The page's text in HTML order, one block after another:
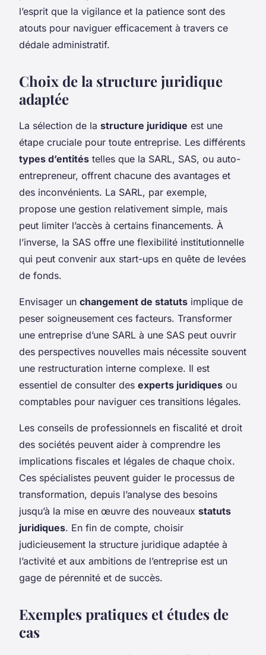
l’esprit que la vigilance et la patience sont des
atouts pour naviguer efficacement à travers ce
dédale administratif.
Choix de la structure juridique
adaptée
La sélection de la structure juridique est une
étape cruciale pour toute entreprise. Les différents
types d’entités telles que la SARL, SAS, ou auto-
entrepreneur, offrent chacune des avantages et
des inconvénients. La SARL, par exemple,
propose une gestion relativement simple, mais
peut limiter l’accès à certains financements. À
l’inverse, la SAS offre une flexibilité institutionnelle
qui peut convenir aux start-ups en quête de levées
de fonds.
Envisager un changement de statuts implique de
peser soigneusement ces facteurs. Transformer
une entreprise d’une SARL à une SAS peut ouvrir
des perspectives nouvelles mais nécessite souvent
une restructuration interne complexe. Il est
essentiel de consulter des experts juridiques ou
comptables pour naviguer ces transitions légales.
Les conseils de professionnels en fiscalité et droit
des sociétés peuvent aider à comprendre les
implications fiscales et légales de chaque choix.
Ces spécialistes peuvent guider le processus de
transformation, depuis l’analyse des besoins
jusqu’à la mise en œuvre des nouveaux statuts
juridiques. En fin de compte, choisir
judicieusement la structure juridique adaptée à
l’activité et aux ambitions de l’entreprise est un
gage de pérennité et de succès.
Exemples pratiques et études de
cas